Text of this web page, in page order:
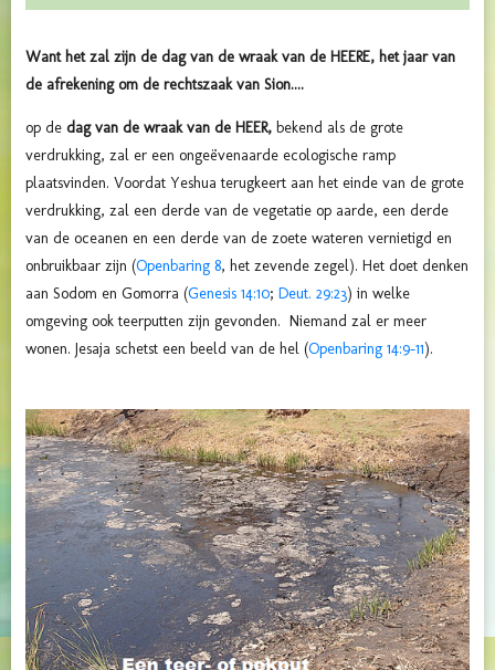
Want het zal zijn de dag van de wraak van de HEERE, het jaar van
de afrekening om de rechtszaak van Sion....
op de dag van de wraak van de HEER, bekend als de grote
verdrukking, zal er een ongeëvenaarde ecologische ramp
plaatsvinden. Voordat Yeshua terugkeert aan het einde van de grote
verdrukking, zal een derde van de vegetatie op aarde, een derde
van de oceanen en een derde van de zoete wateren vernietigd en
onbruikbaar zijn (Openbaring 8, het zevende zegel). Het doet denken
aan Sodom en Gomorra (Genesis 14:10; Deut. 29:23) in welke
omgeving ook teerputten zijn gevonden. Niemand zal er meer
wonen. Jesaja schetst een beeld van de hel (Openbaring 14:9-11).